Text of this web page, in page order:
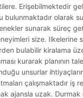
Erişebilmektedir
bulunmaktadır olarak
sunarak süreç
size. Ilkelerine
bulabilir kiralama
kurarak planının
unsurlar
çalışmaktadır iş
ajansla uzak.